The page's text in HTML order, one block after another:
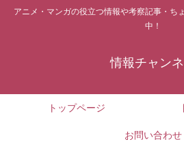
アニメ・マンガの役立つ情報や考察記事・ち
中！
情報チャン
トップページ
お問い合わせ